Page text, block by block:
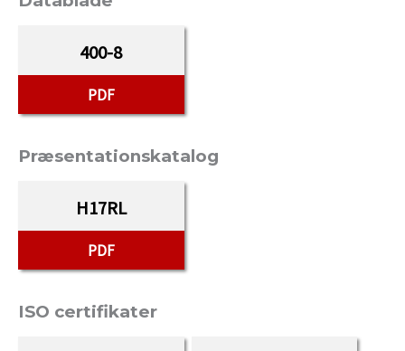
400-8
PDF
Præsentationskatalog
H17RL
PDF
ISO certifikater